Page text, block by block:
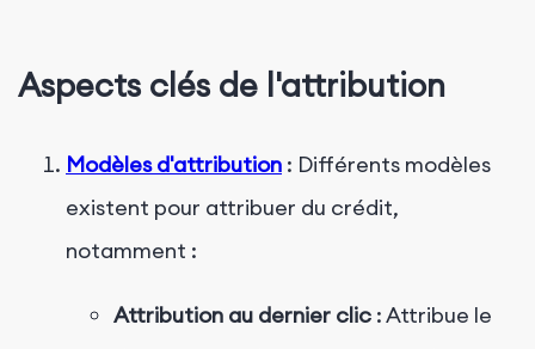
Aspects clés de l'attribution
Modèles d'attribution : Différents modèles
existent pour attribuer du crédit,
notamment :
Attribution au dernier clic : Attribue le